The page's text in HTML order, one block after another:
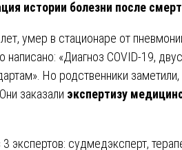
истории болезни после
умер в стационаре от
«Диагноз COVID-19,
Но родственники
заказали экспертизу
экспертов: судмедэксперт,